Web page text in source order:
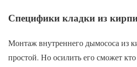
Специфики кладки из
Монтаж внутреннего дымососа из
простой. Но осилить его сможет